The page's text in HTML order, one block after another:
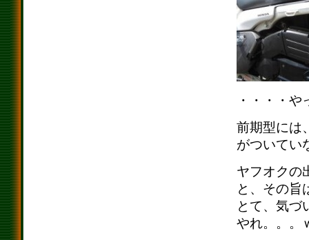
・・・・
前期型には
がついてい
ヤフオクの
と、その旨
とて、気づ
やれ。。。